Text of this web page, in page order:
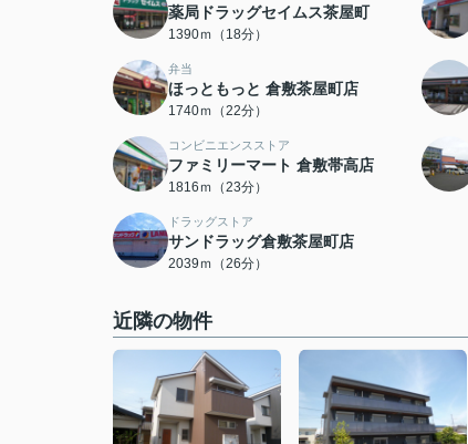
薬局ドラッグセイムス茶屋町
1390ｍ（18分）
弁当
ほっともっと 倉敷茶屋町店
1740ｍ（22分）
コンビニエンスストア
ファミリーマート 倉敷帯高店
1816ｍ（23分）
ドラッグストア
サンドラッグ倉敷茶屋町店
2039ｍ（26分）
近隣の物件